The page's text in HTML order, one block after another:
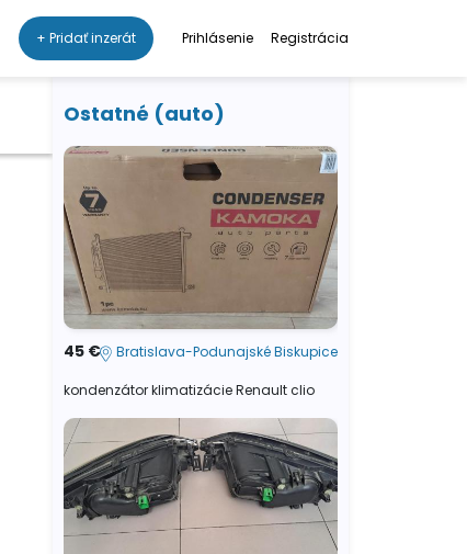
+ Pridať inzerát Prihlásenie Registrácia
Ostatné (auto)
45 € Bratislava-Podunajské Biskupice
kondenzátor klimatizácie Renault clio